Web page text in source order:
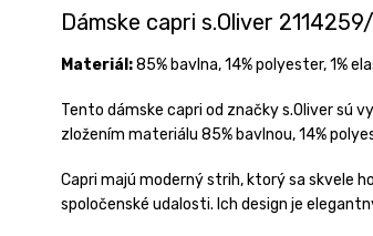
Dámske capri s.Oliver
Materiál:85% bavlna, 14% polyester, 1%
Tento dámske capri od značky s.Oliver sú
zložením materiálu 85% bavlnou, 14%
Capri majú moderný strih, ktorý sa skvele
spoločenské udalosti. Ich design je